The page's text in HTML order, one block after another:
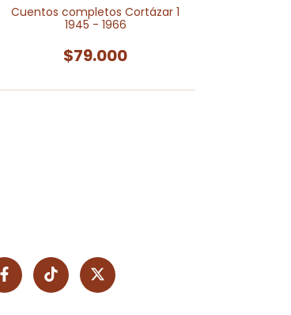
Cuentos completos Cortázar 1
1945 - 1966
$79.000